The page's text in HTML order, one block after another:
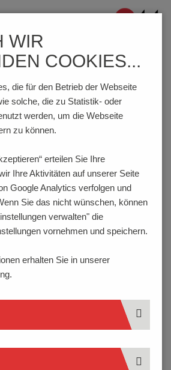
Anschlusstechnik
HC
5.0-H-GRÜN-
WIR
COOKIES...
die für den Betrieb der Webseite
solche, die zu Statistik- oder
werden, um die Webseite
zu können.
erteilen Sie Ihre
Ihre Aktivitäten auf unserer Seite
Google Analytics verfolgen und
Sie das nicht wünschen, können
verwalten" die
vornehmen und speichern.
erhalten Sie in unserer